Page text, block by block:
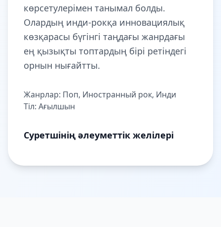
көрсетулерімен танымал болды.
Олардың инди-рокқа инновациялық
көзқарасы бүгінгі таңдағы жанрдағы
ең қызықты топтардың бірі ретіндегі
орнын нығайтты.
Жанрлар: Поп, Иностранный рок, Инди
Тіл: Ағылшын
Суретшінің әлеуметтік желілері